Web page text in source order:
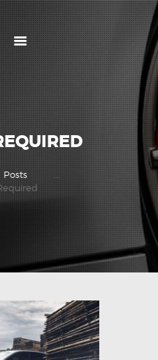
Posts